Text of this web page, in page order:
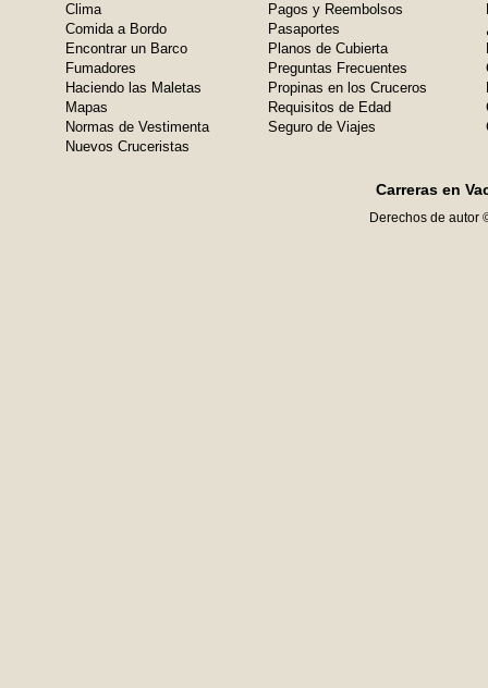
Clima
Comida a Bordo
Encontrar un Barco
Fumadores
Haciendo las Maletas
Mapas
Normas de Vestimenta
Nuevos Cruceristas
Pagos y Reembolsos
Pasaportes
Planos de Cubierta
Preguntas Frecuentes
Propinas en los Cruceros
Requisitos de Edad
Seguro de Viajes
Carreras en
Derechos de autor